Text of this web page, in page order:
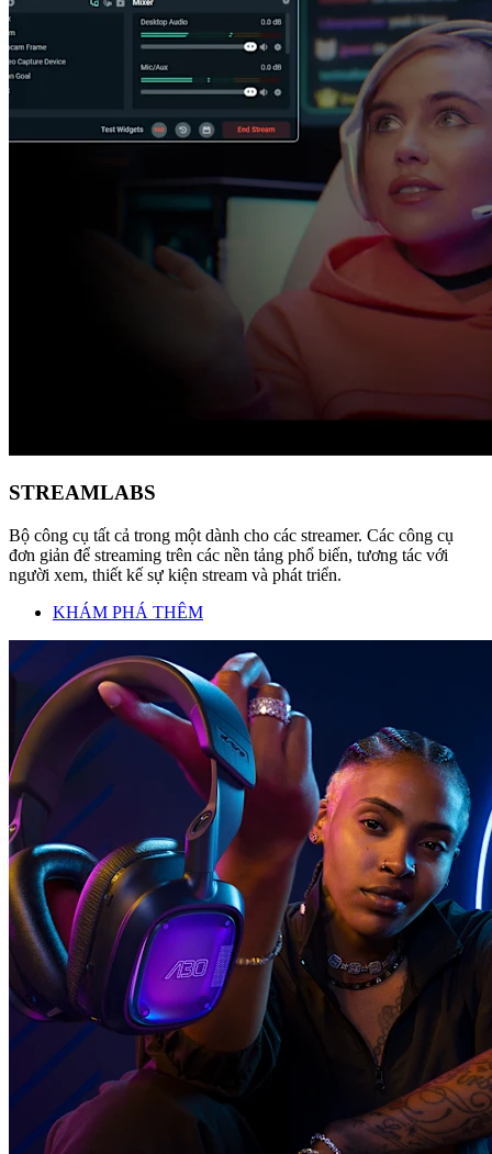
STREAMLABS
Bộ công cụ tất cả trong một dành cho các streamer. Các công cụ
đơn giản để streaming trên các nền tảng phổ biến, tương tác với
người xem, thiết kế sự kiện stream và phát triển.
KHÁM PHÁ THÊM